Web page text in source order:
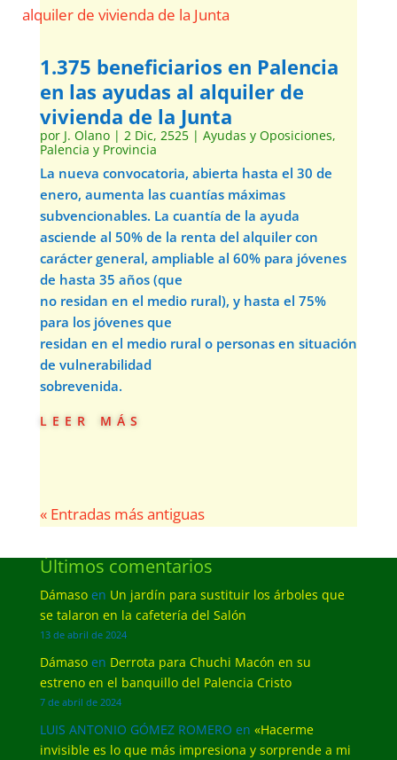
1.375 beneficiarios en Palencia
en las ayudas al alquiler de
vivienda de la Junta
por J. Olano| 2 Dic, 2525| Ayudas y Oposiciones,
Palencia y Provincia
La nueva convocatoria, abierta hasta el 30 de
enero, aumenta las cuantías máximas
subvencionables. La cuantía de la ayuda
asciende al 50% de la renta del alquiler con
carácter general, ampliable al 60% para jóvenes
de hasta 35 años (que
no residan en el medio rural), y hasta el 75%
para los jóvenes que
residan en el medio rural o personas en situación
de vulnerabilidad
sobrevenida.
leer más
« Entradas más antiguas
Últimos comentarios
Dámasoen Un jardín para sustituir los árboles que
se talaron en la cafetería del Salón
13 de abril de 2024
Dámasoen Derrota para Chuchi Macón en su
estreno en el banquillo del Palencia Cristo
7 de abril de 2024
LUIS ANTONIO GÓMEZ ROMERO en «Hacerme
invisible es lo que más impresiona y sorprende a mi